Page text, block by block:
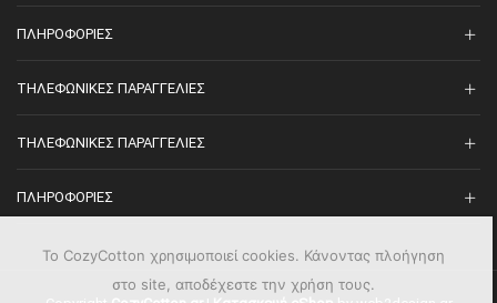
ΠΛΗΡΟΦΟΡΊΕΣ
ΤΗΛΕΦΩΝΙΚΈΣ ΠΑΡΑΓΓΕΛΊΕΣ
ΤΗΛΕΦΩΝΙΚΈΣ ΠΑΡΑΓΓΕΛΊΕΣ
ΠΛΗΡΟΦΟΡΊΕΣ
Το CozyCotton χρησιμοποιεί cookies. Κάνοντας πλοήγηση
στο site, αποδέχεστε την χρήση τους.